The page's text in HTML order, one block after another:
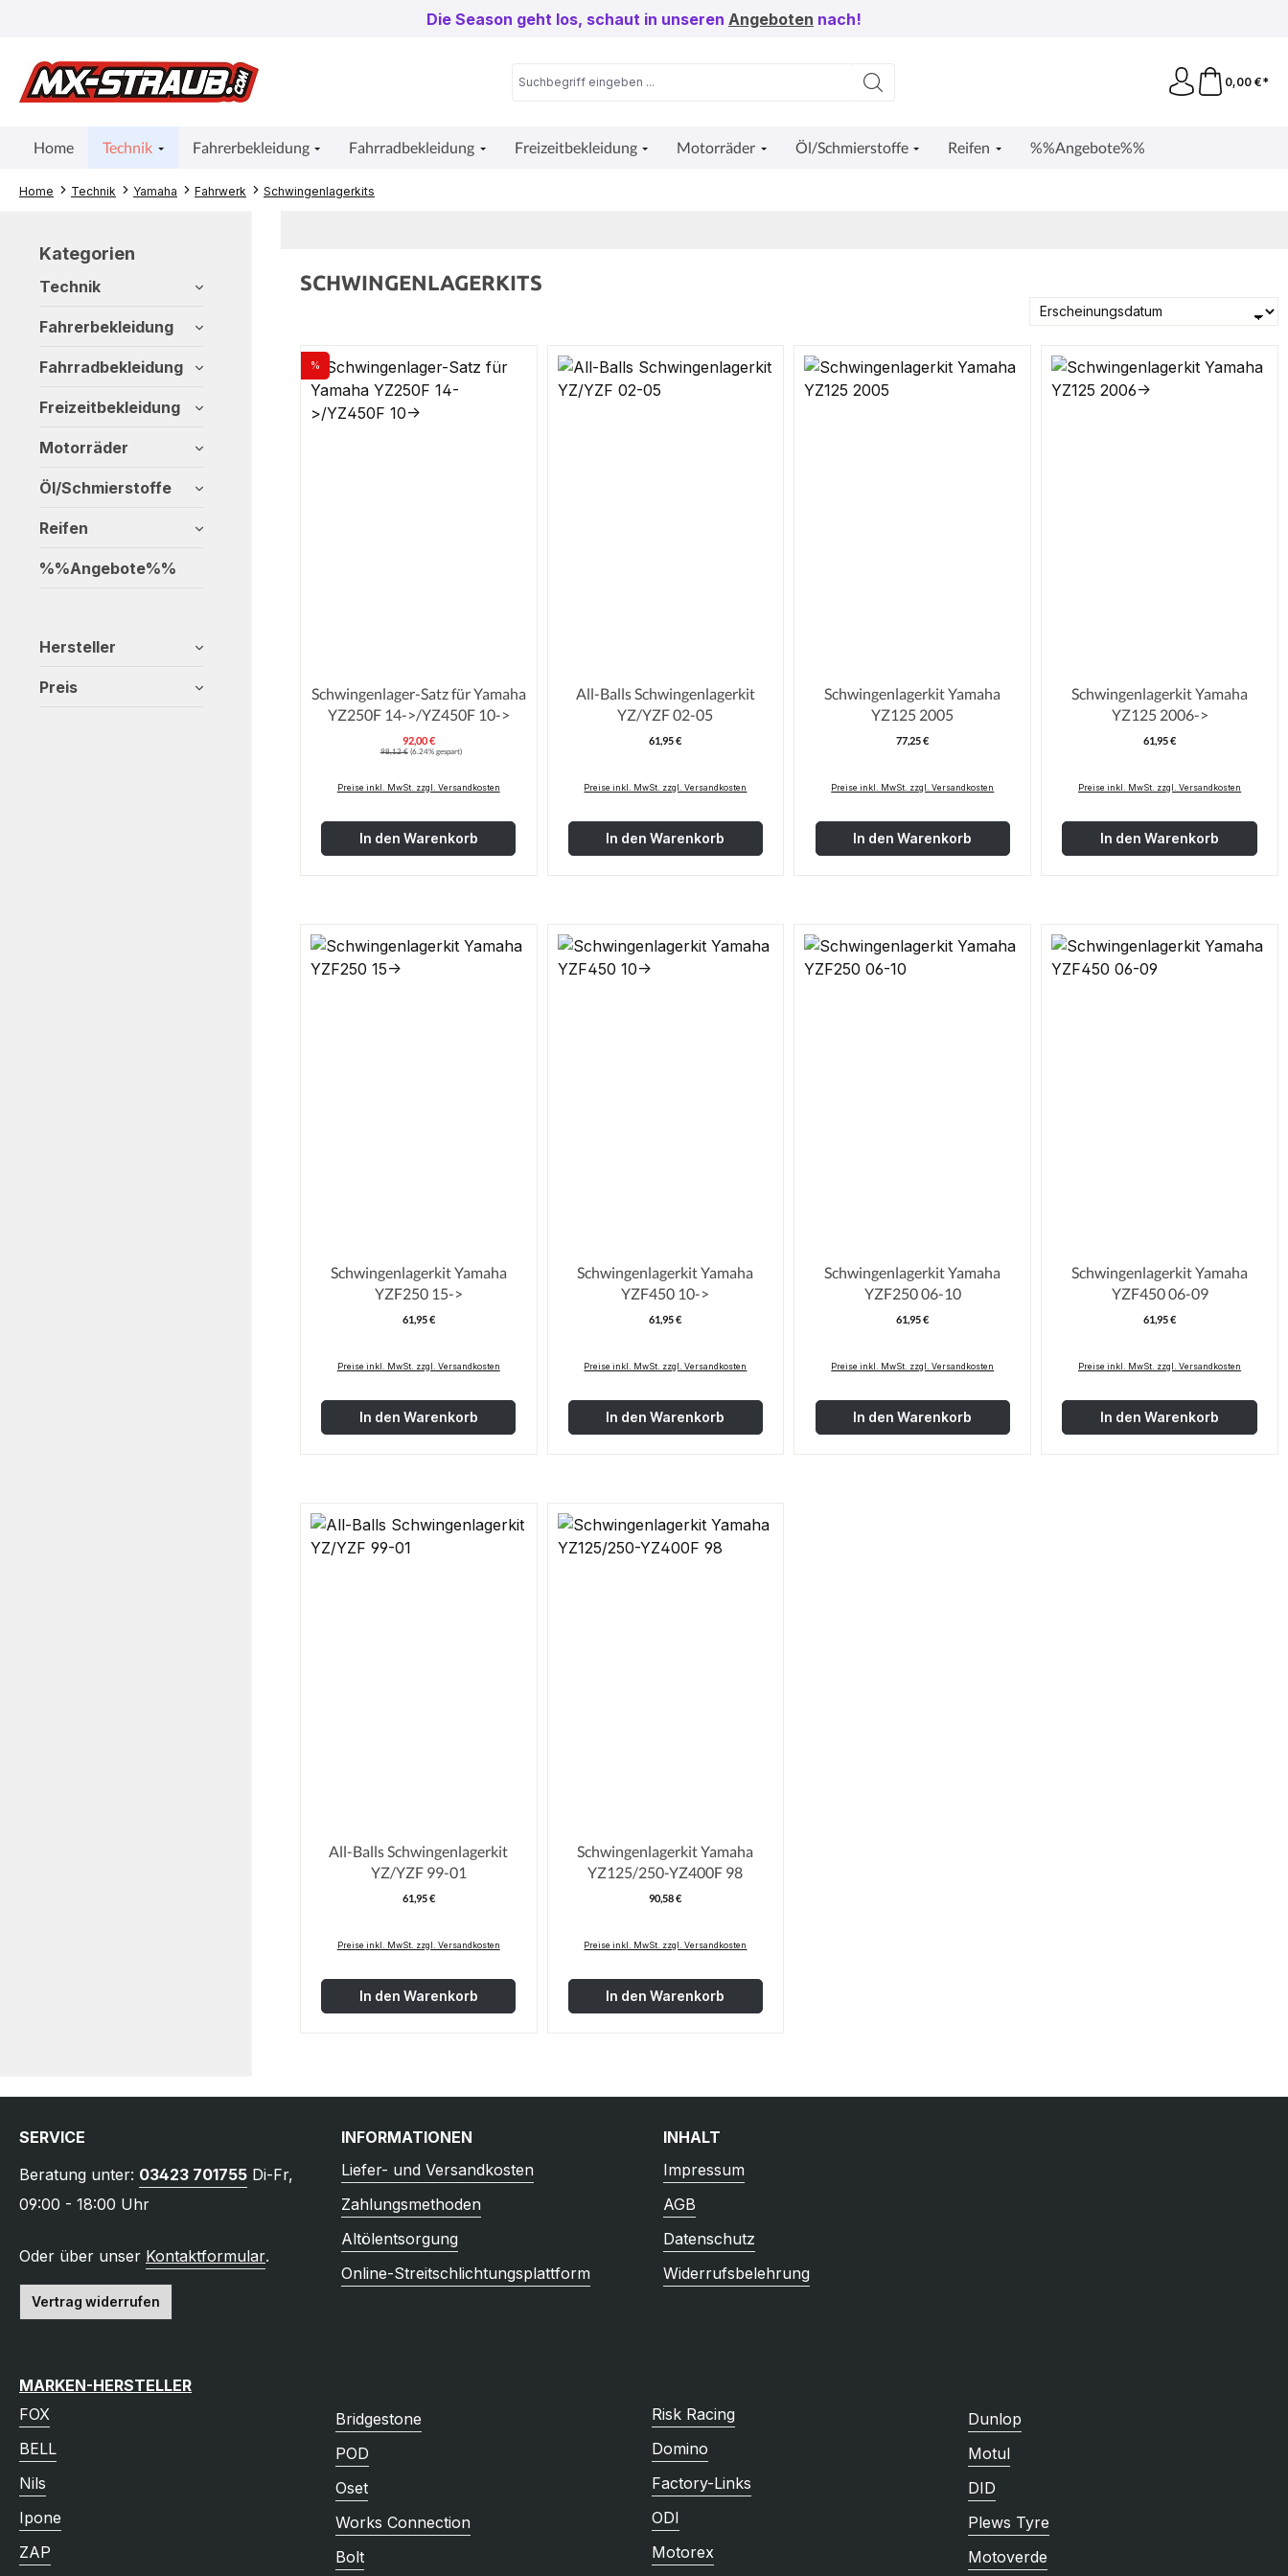
Die Season geht los, schaut in unseren Angeboten nach!
0,00 €*
Home Technik Fahrerbekleidung Fahrradbekleidung Freizeitbekleidung Motorräder Öl/Schmierstoffe Reifen %%Angebote%%
Home Technik Yamaha Fahrwerk Schwingenlagerkits
Kategorien
Technik
Fahrerbekleidung
Fahrradbekleidung
Freizeitbekleidung
Motorräder
Öl/Schmierstoffe
Reifen
%%Angebote%%
Hersteller
Preis
SCHWINGENLAGERKITS
Rabatt
%
Schwingenlager-Satz für Yamaha
YZ250F 14->/YZ450F 10->
Verkaufspreis:
92,00 €
Regulärer Preis:
98,12 € (6.24% gespart)
Preise inkl. MwSt. zzgl. Versandkosten
In den Warenkorb
All-Balls Schwingenlagerkit
YZ/YZF 02-05
Regulärer Preis:
61,95 €
Preise inkl. MwSt. zzgl. Versandkosten
In den Warenkorb
Schwingenlagerkit Yamaha
YZ125 2005
Regulärer Preis:
77,25 €
Preise inkl. MwSt. zzgl. Versandkosten
In den Warenkorb
Schwingenlagerkit Yamaha
YZ125 2006->
Regulärer
61,95 €
Preise inkl. MwSt. zzgl. Versandkosten
In den Warenkorb
Schwingenlagerkit Yamaha
YZF250 15->
Regulärer Preis:
61,95 €
Preise inkl. MwSt. zzgl. Versandkosten
In den Warenkorb
Schwingenlagerkit Yamaha
YZF450 10->
Regulärer Preis:
61,95 €
Preise inkl. MwSt. zzgl. Versandkosten
In den Warenkorb
Schwingenlagerkit Yamaha
YZF250 06-10
Regulärer Preis:
61,95 €
Preise inkl. MwSt. zzgl. Versandkosten
In den Warenkorb
Schwingenlagerkit Yamaha
YZF450 06-09
Regulärer
61,95 €
Preise inkl. MwSt. zzgl. Versandkosten
In den Warenkorb
All-Balls Schwingenlagerkit
YZ/YZF 99-01
Regulärer Preis:
61,95 €
Preise inkl. MwSt. zzgl. Versandkosten
In den Warenkorb
Schwingenlagerkit Yamaha
YZ125/250-YZ400F 98
Regulärer Preis:
90,58 €
Preise inkl. MwSt. zzgl. Versandkosten
In den Warenkorb
SERVICE
Beratung unter: 03423 701755 Di-Fr,
09:00 - 18:00 Uhr
Oder über unser Kontaktformular.
Vertrag widerrufen
INFORMATIONEN
Liefer- und Versandkosten
Zahlungsmethoden
Altölentsorgung
Online-Streitschlichtungsplattform
INHALT
Impressum
AGB
Datenschutz
Widerrufsbelehrung
MARKEN-HERSTELLER
FOX
BELL
Nils
Ipone
ZAP
Bridgestone
POD
Oset
Works Connection
Bolt
Risk Racing
Domino
Factory-Links
ODI
Motorex
Dunlop
Motul
DID
Plews Tyre
Motoverde